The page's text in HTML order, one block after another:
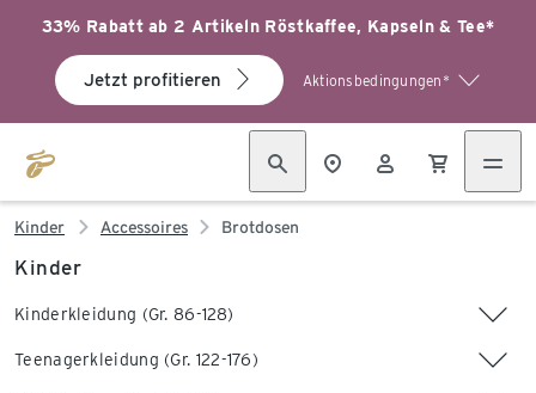
33% Rabatt ab 2 Artikeln Röstkaffee, Kapseln & Tee*
Jetzt profitieren Aktionsbedingungen*
Kinder Accessoires Brotdosen
Kinder
Kinderkleidung (Gr. 86-128)
Teenagerkleidung (Gr. 122-176)